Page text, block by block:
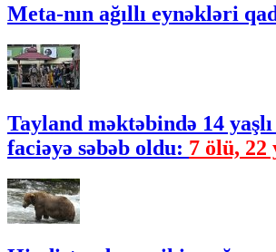
Meta-nın ağıllı eynəkləri
Tayland məktəbində 14
faciəyə səbəb oldu: 7 ölü, 22